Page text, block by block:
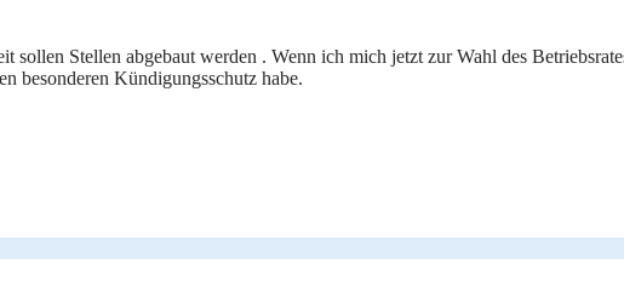
sollen Stellen abgebaut werden . Wenn ich mich jetzt zur Wahl des
besonderen Kündigungsschutz habe.